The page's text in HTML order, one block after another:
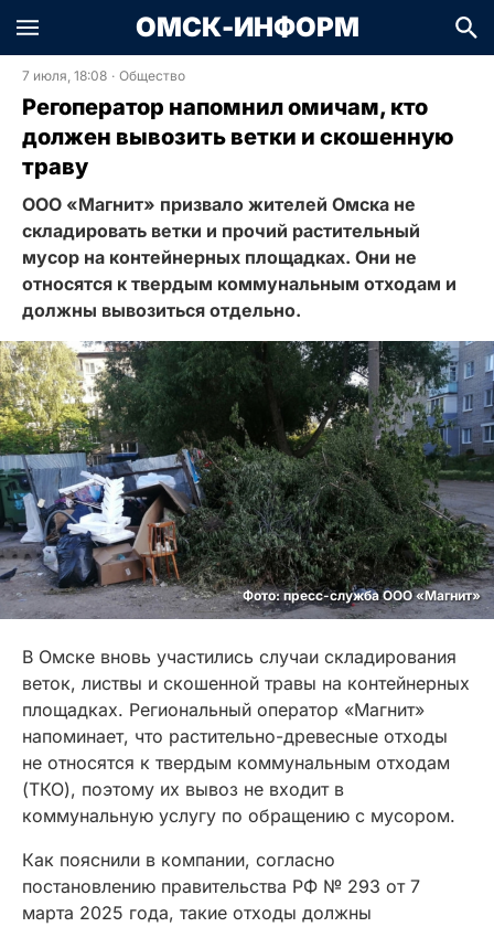
ОМСК-ИНФОРМ
7 июля, 18:08 · Общество
Регоператор напомнил омичам, кто
должен вывозить ветки и скошенную
траву
ООО «Магнит» призвало жителей Омска не
складировать ветки и прочий растительный
мусор на контейнерных площадках. Они не
относятся к твердым коммунальным отходам и
должны вывозиться отдельно.
Фото: пресс-служба ООО «Магнит»
В Омске вновь участились случаи складирования
веток, листвы и скошенной травы на контейнерных
площадках. Региональный оператор «Магнит»
напоминает, что растительно-древесные отходы
не относятся к твердым коммунальным отходам
(ТКО), поэтому их вывоз не входит в
коммунальную услугу по обращению с мусором.
Как пояснили в компании, согласно
постановлению правительства РФ № 293 от 7
марта 2025 года, такие отходы должны